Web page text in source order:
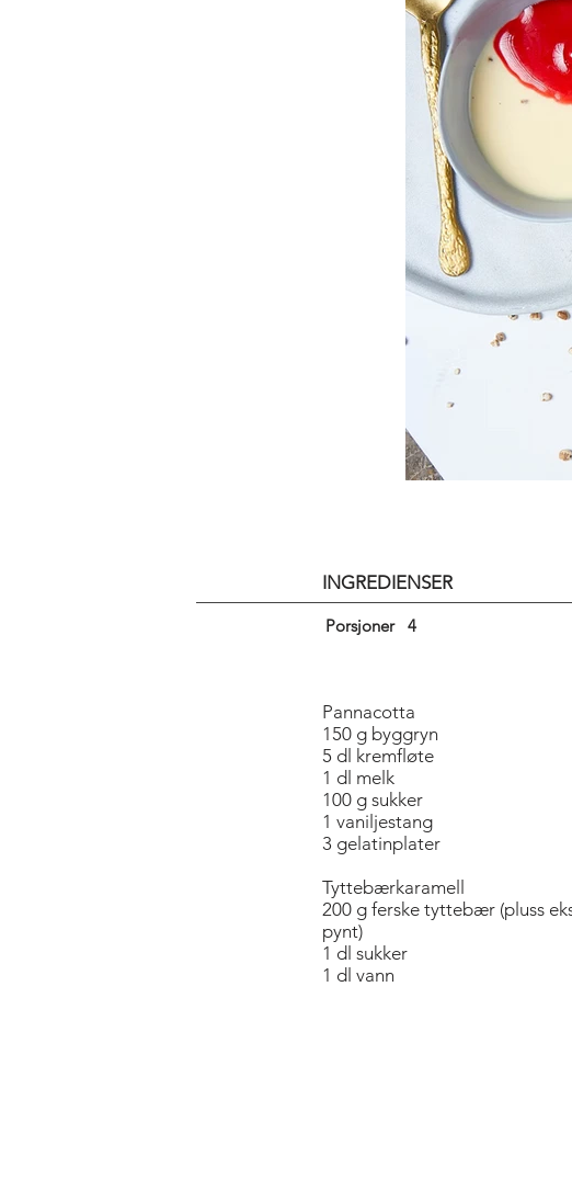
INGREDIENSER
Porsjoner 4
Pannacotta
150 g byggryn
5 dl kremfløte
1 dl melk
100 g sukker
1 vaniljestang
3 gelatinplater
Tyttebærkaramell
200 g ferske tyttebær (pluss
pynt)
1 dl sukker
1 dl vann